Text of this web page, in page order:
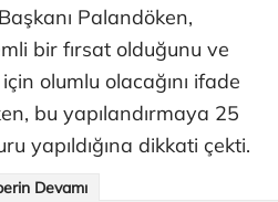
Palandöken,
bir fırsat olduğunu ve
olumlu olacağını ifade
bu yapılandırmaya 25
yapıldığına dikkati çekti.
Devamı